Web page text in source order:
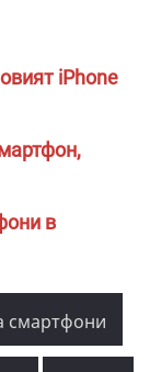
iPhone
в
смартфони